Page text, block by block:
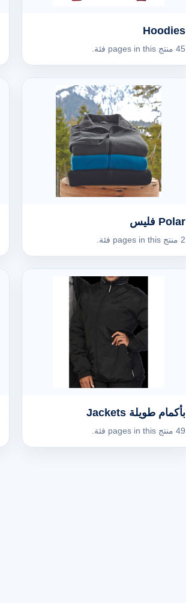
Hoodies
45 منتج pages in this فئة.
Polar فليس
2 منتج pages in this فئة.
بأكمام طويلة Jackets
49 منتج pages in this فئة.